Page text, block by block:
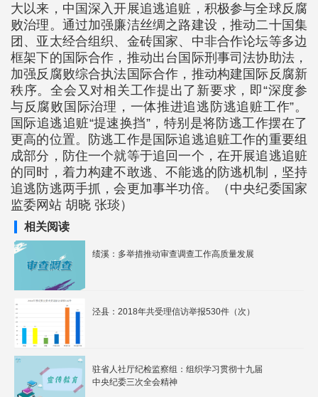
大以来，中国深入开展追逃追赃，积极参与全球反腐
败治理。通过加强廉洁丝绸之路建设，推动二十国集
团、亚太经合组织、金砖国家、中非合作论坛等多边
框架下的国际合作，推动出台国际刑事司法协助法，
加强反腐败综合执法国际合作，推动构建国际反腐新
秩序。全会又对相关工作提出了新要求，即“深度参
与反腐败国际治理，一体推进追逃防逃追赃工作”。
国际追逃追赃“提速换挡”，特别是将防逃工作摆在了
更高的位置。防逃工作是国际追逃追赃工作的重要组
成部分，防住一个就等于追回一个，在开展追逃追赃
的同时，着力构建不敢逃、不能逃的防逃机制，坚持
追逃防逃两手抓，会更加事半功倍。（中央纪委国家
监委网站 胡晓 张琰）
相关阅读
绩溪：多举措推动审查调查工作高质量发展
泾县：2018年共受理信访举报530件（次）
驻省人社厅纪检监察组：组织学习贯彻十九届
中央纪委三次全会精神